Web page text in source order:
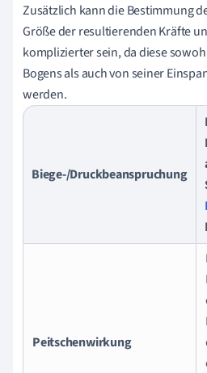
Zusätzlich kann die Bestimmung
Größe der resultierenden Kräfte
komplizierter sein, da diese
Bogens als auch von seiner
werden.
Biege-/Druckbeanspruchung
Peitschenwirkung